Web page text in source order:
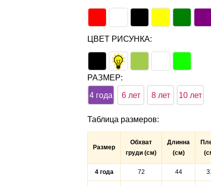
ЦВЕТ РИСУНКА:
РАЗМЕР:
4 года 6 лет 8 лет 10 лет
Таблица размеров:
Размер
Обхват
груди (см)
Длинна
(см)
4 года 72 44